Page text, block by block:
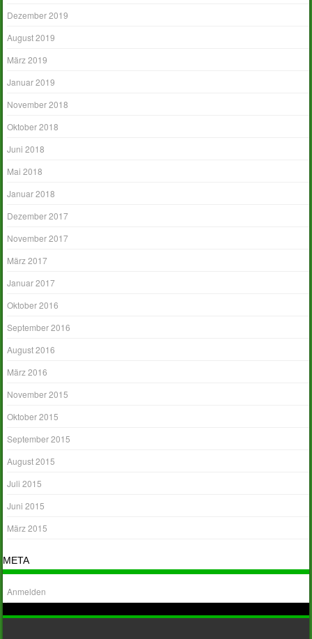
Dezember 2019
August 2019
März 2019
Januar 2019
November 2018
Oktober 2018
Juni 2018
Mai 2018
Januar 2018
Dezember 2017
November 2017
März 2017
Januar 2017
Oktober 2016
September 2016
August 2016
März 2016
November 2015
Oktober 2015
September 2015
August 2015
Juli 2015
Juni 2015
März 2015
META
Anmelden